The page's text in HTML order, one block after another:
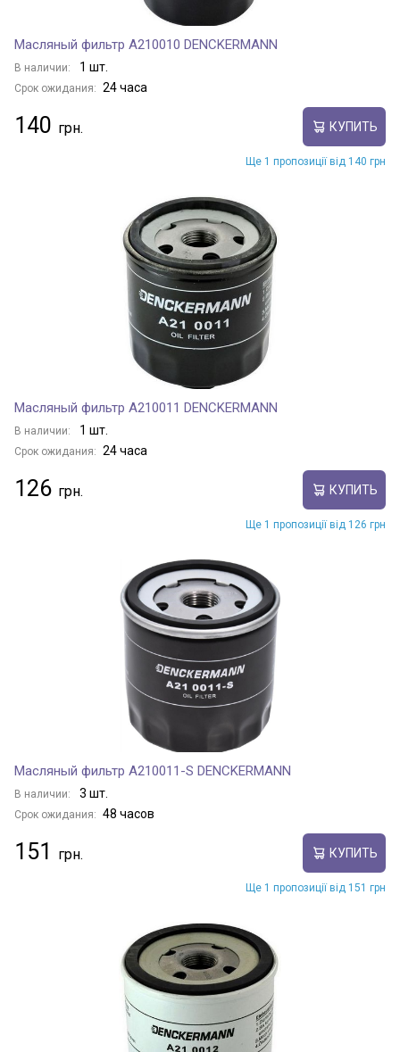
Масляный фильтр A210010 DENCKERMANN
В наличии: 1 шт.
Срок ожидания: 24 часа
140 КУПИТЬ
Ще 1 пропозиції від 140 грн
Масляный фильтр A210011 DENCKERMANN
В наличии: 1 шт.
Срок ожидания: 24 часа
126 КУПИТЬ
Ще 1 пропозиції від 126 грн
Масляный фильтр A210011-S DENCKERMANN
В наличии: 3 шт.
Срок ожидания: 48 часов
151 КУПИТЬ
Ще 1 пропозиції від 151 грн